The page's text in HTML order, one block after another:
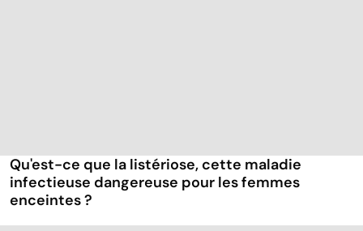
Qu'est-ce que la listériose, cette maladie
infectieuse dangereuse pour les femmes
enceintes ?